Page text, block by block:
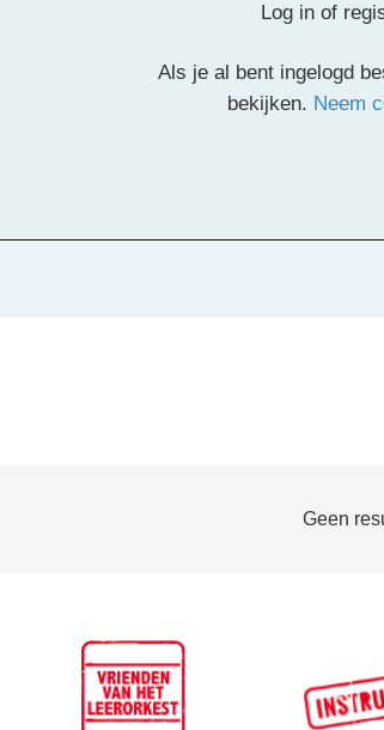
Log in of
Als je al bent ingelogd
bekijken. Neem
Geen